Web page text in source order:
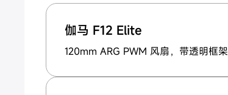
伽马 F12 Elite
120mm ARG PWM 风扇，带透明框架